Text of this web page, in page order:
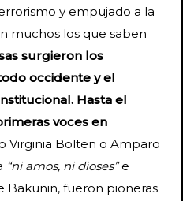
y empujado a la
muchos los que saben
surgieron los
occidente y el
Hasta el
voces en
Virginia Bolten o Amparo
“ni amos, ni dioses”e
Bakunin, fueron pioneras